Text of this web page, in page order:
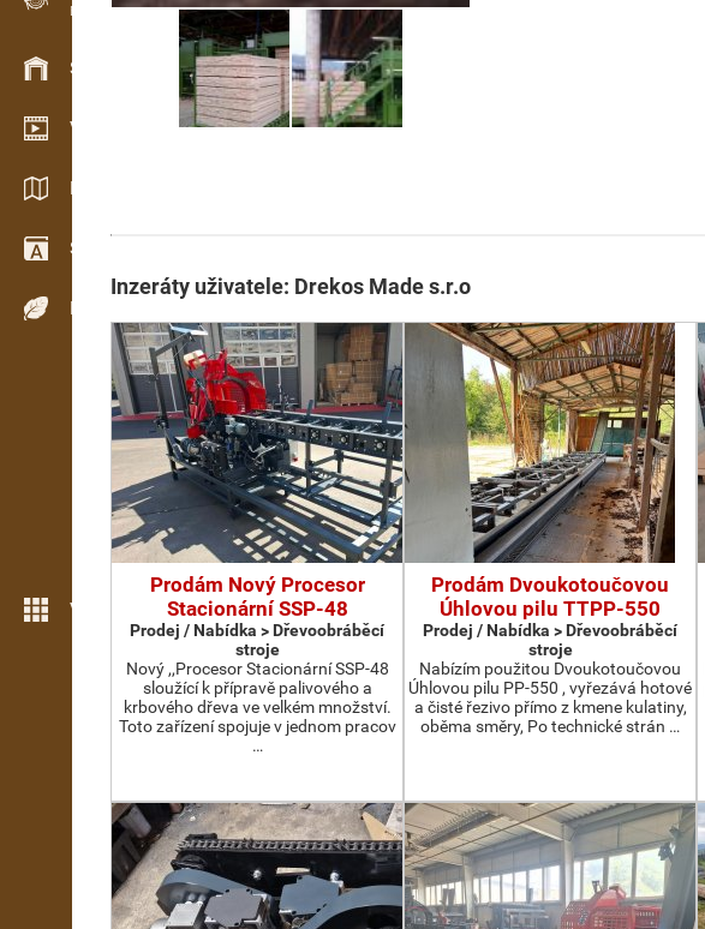
Evidence dřeva v terénu
Skladové hospodářství
Video showroom
Katalogy / Brožury
Slovník
Dřeviny
Více možností
Inzeráty uživatele: Drekos Made s.r.o
Prodám Nový Procesor
Stacionární SSP-48
Prodej / Nabídka > Dřevoobráběcí
stroje
Nový ,,Procesor Stacionární SSP-48
sloužící k přípravě palivového a
krbového dřeva ve velkém množství.
Toto zařízení spojuje v jednom pracov
…
Prodám Dvoukotoučovou
Úhlovou pilu TTPP-550
Prodej / Nabídka > Dřevoobráběcí
stroje
Nabízím použitou Dvoukotoučovou
Úhlovou pilu PP-550 , vyřezává hotové
a čisté řezivo přímo z kmene kulatiny,
oběma směry, Po technické strán …